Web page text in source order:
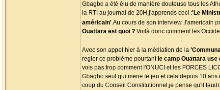
Gbagbo a été élu de manière douteuse tous les
la RTI au journal de 20H,j'apprends ceci :'Le
américain'.Au cours de son interview ,l'americain
Ouattara est quoi ?.Voilà donc comment les
Avec son appel hier à la médiation de la
regler ce problème pourtant le camp Ouattara
vois pas trop comment l'ONUCI et les FORCES
Gbagbo seul qui mene le jeu et cela depuis 10
coup du Conseil Constitutionnel,je pense qu'il